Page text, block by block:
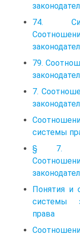
74.
79.
7.
системы
§ 7.
Понятия и
системы
права